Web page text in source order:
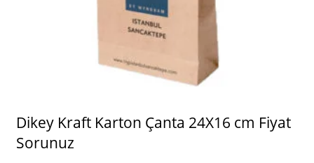
Dikey Kraft Karton Çanta 24X16 cm Fiyat
Sorunuz